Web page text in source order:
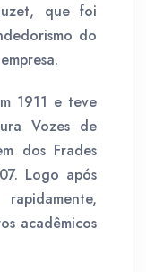
que foi
do
1911 e teve
Vozes de
dos Frades
Logo após
acadêmicos